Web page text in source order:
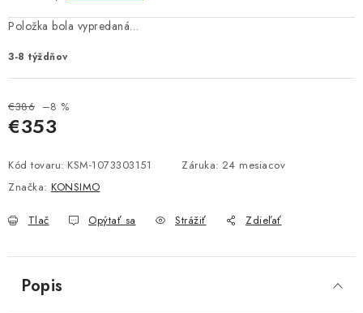
Obchodné podmienky 2024
Položka bola vypredaná…
3-8 týždňov
€386 –8 %
€353
Kód tovaru: KSM-1073303151 Záruka: 24 mesiacov
Značka: KONSIMO
Tlač Opýtať sa Strážiť Zdieľať
Popis